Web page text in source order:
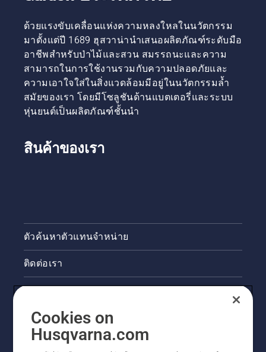
ด้วยแรงขับเคลื่อนแห่งความหลงใหลในนวัตกรรม
มาตั้งแต่ปี 1689 ฮุสวาน่านำเสนอผลิตภัณฑ์ระดับมือ
อาชีพสำหรับป่าไม้และสวน สมรรถนะและความ
สามารถในการใช้งานรวมกับความปลอดภัยและ
ความเอาใจใส่ในสิ่งแวดล้อมมีอยู่ในนวัตกรรมล้ำ
สมัยของเรา โดยมีโซลูชันด้านแบตเตอรี่และระบบ
หุ่นยนต์เป็นผลิตภัณฑ์ชั้นนำ
สินค้าของเรา
ตัวค้นหาตัวแทนจำหน่าย
ติดต่อเรา
ข่าวสารและกิจกรรม
ข้อมูลผลิตภัณฑ์ทางกฎหมาย
ไซต์ฮุสวาน่าอื่นๆ
Cookies on
Husqvarna.com